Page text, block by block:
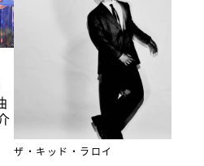
ザ・キッド・ラロイ